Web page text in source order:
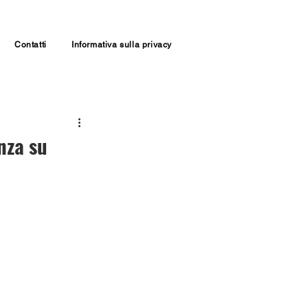
Contatti Informativa sulla privacy
su